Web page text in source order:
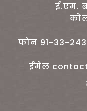
ई.एम.
फोन 91-33-
ईमेल